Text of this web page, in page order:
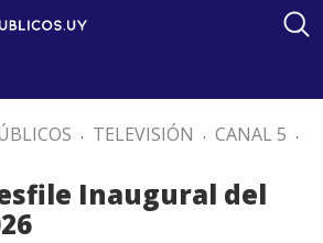
. TELEVISIÓN . CANAL 5 .
Inaugural del